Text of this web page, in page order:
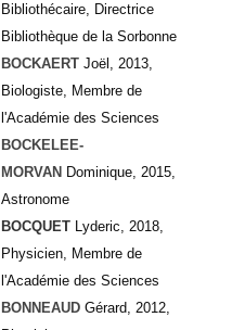
Bibliothécaire, Directrice
Bibliothèque de la Sorbonne
BOCKAERT Joël, 2013,
Biologiste, Membre de
l'Académie des Sciences
BOCKELEE-
MORVAN Dominique, 2015,
Astronome
BOCQUET Lyderic, 2018,
Physicien, Membre de
l'Académie des Sciences
BONNEAUD Gérard, 2012,